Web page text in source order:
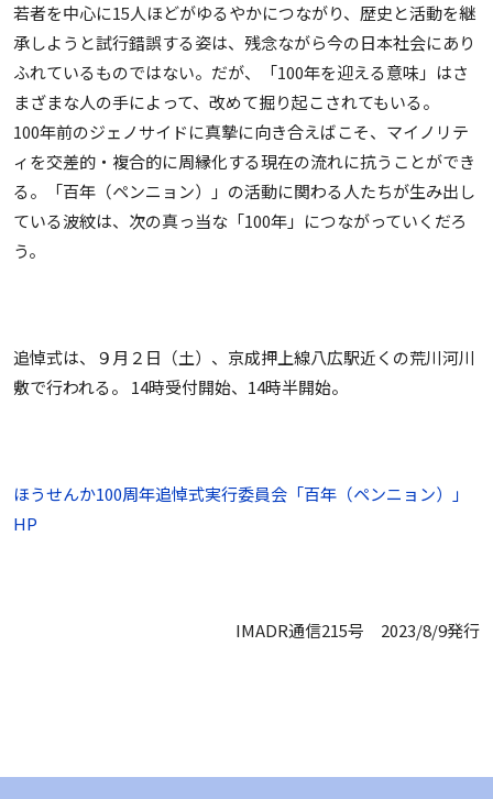
若者を中心に15人ほどがゆるやかにつながり、歴史と活動を継
承しようと試行錯誤する姿は、残念ながら今の日本社会にあり
ふれているものではない。だが、「100年を迎える意味」はさ
まざまな人の手によって、改めて掘り起こされてもいる。
100年前のジェノサイドに真摯に向き合えばこそ、マイノリテ
ィを交差的・複合的に周縁化する現在の流れに抗うことができ
る。「百年（ペンニョン）」の活動に関わる人たちが生み出し
ている波紋は、次の真っ当な「100年」につながっていくだろ
う。
追悼式は、９月２日（土）、京成押上線八広駅近くの荒川河川
敷で行われる。 14時受付開始、14時半開始。
ほうせんか100周年追悼式実行委員会「百年（ペンニョン）」
HP
IMADR通信215号 2023/8/9発行